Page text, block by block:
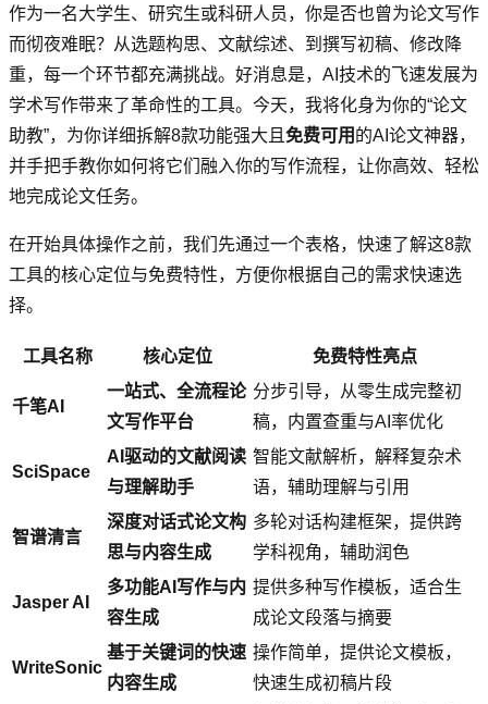
作为一名大学生、研究生或科研人员，你是否也曾为论文写作
而彻夜难眠？从选题构思、文献综述、到撰写初稿、修改降
重，每一个环节都充满挑战。好消息是，AI技术的飞速发展为
学术写作带来了革命性的工具。今天，我将化身为你的“论文
助教”，为你详细拆解8款功能强大且 免费可用 的AI论文神器，
并手把手教你如何将它们融入你的写作流程，让你高效、轻松
地完成论文任务。
在开始具体操作之前，我们先通过一个表格，快速了解这8款
工具的核心定位与免费特性，方便你根据自己的需求快速选
择。
工具名称 核心定位 免费特性亮点
千笔AI
一站式、全流程论
文写作平台
分步引导，从零生成完整初
稿，内置查重与AI率优化
SciSpace
AI驱动的文献阅读
与理解助手
智能文献解析，解释复杂术
语，辅助理解与引用
智谱清言
深度对话式论文构
思与内容生成
多轮对话构建框架，提供跨
学科视角，辅助润色
Jasper AI
多功能AI写作与内
容生成
提供多种写作模板，适合生
成论文段落与摘要
WriteSonic
基于关键词的快速
内容生成
操作简单，提供论文模板，
快速生成初稿片段